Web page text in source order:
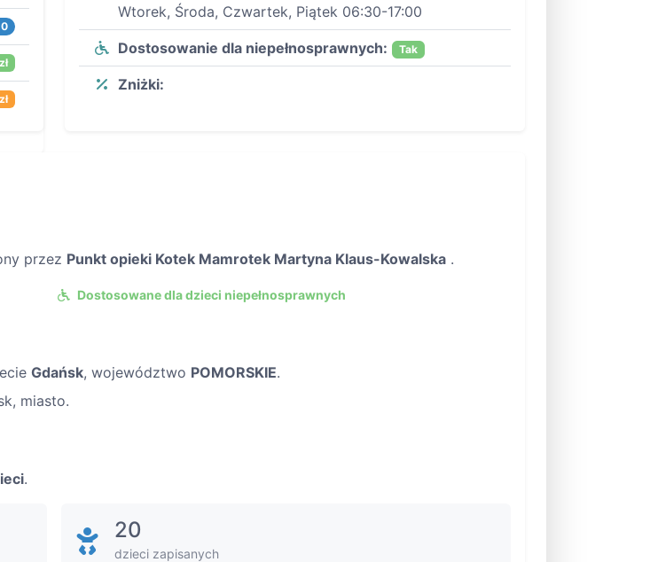
Wtorek, Środa, Czwartek, Piątek 06:30-17:00
Dostosowanie dla niepełnosprawnych: Tak
Zniżki:
przez Punkt opieki Kotek Mamrotek Martyna Klaus-Kowalska .
Dostosowane dla dzieci niepełnosprawnych
Gdańsk, województwo POMORSKIE.
miasto.
.
20
dzieci zapisanych